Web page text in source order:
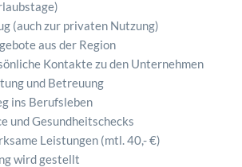
(auch zur privaten Nutzung)
aus der Region
Kontakte zu den Unternehmen
und Betreuung
ins Berufsleben
und Gesundheitschecks
Leistungen (mtl. 40,- €)
wird gestellt